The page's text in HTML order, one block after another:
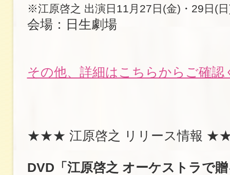
※江原啓之 出演日11月27日(金)・29日(
会場：日生劇場
その他、詳細はこちらからご確認
★★★ 江原啓之 リリース情報
DVD「江原啓之 オーケストラで